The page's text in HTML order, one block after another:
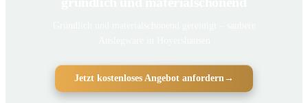
Jetzt kostenloses Angebot anfordern→